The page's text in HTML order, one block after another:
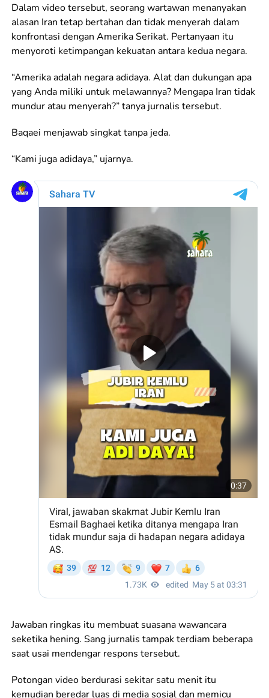
Dalam video tersebut, seorang wartawan menanyakan
alasan Iran tetap bertahan dan tidak menyerah dalam
konfrontasi dengan Amerika Serikat. Pertanyaan itu
menyoroti ketimpangan kekuatan antara kedua negara.
“Amerika adalah negara adidaya. Alat dan dukungan apa
yang Anda miliki untuk melawannya? Mengapa Iran tidak
mundur atau menyerah?” tanya jurnalis tersebut.
Baqaei menjawab singkat tanpa jeda.
“Kami juga adidaya,” ujarnya.
Jawaban ringkas itu membuat suasana wawancara
seketika hening. Sang jurnalis tampak terdiam beberapa
saat usai mendengar respons tersebut.
Potongan video berdurasi sekitar satu menit itu
kemudian beredar luas di media sosial dan memicu